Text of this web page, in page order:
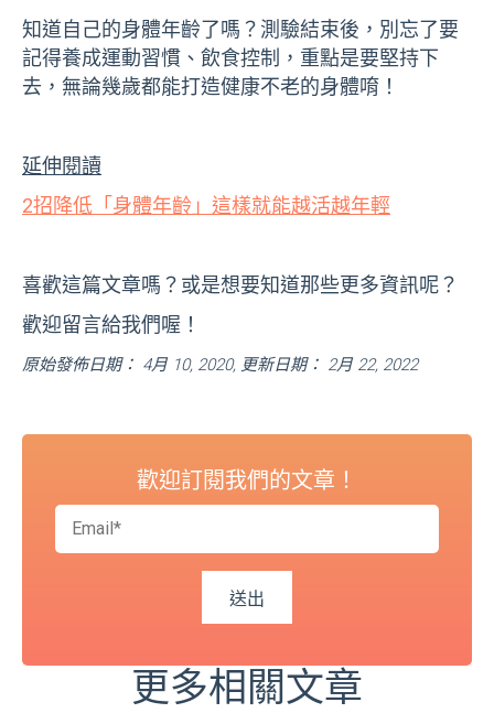
知道自己的身體年齡了嗎？測驗結束後，別忘了要
記得養成運動習慣、飲食控制，重點是要堅持下
去，無論幾歲都能打造健康不老的身體唷！
延伸閱讀
2招降低「身體年齡」這樣就能越活越年輕
喜歡這篇文章嗎？或是想要知道那些更多資訊呢？
歡迎留言給我們喔！
原始發佈日期： 4月 10, 2020, 更新日期： 2月 22, 2022
歡迎訂閱我們的文章！
更多相關文章